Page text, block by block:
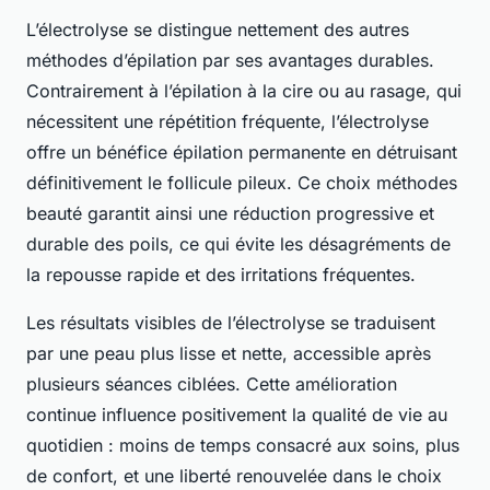
L’électrolyse se distingue nettement des autres
méthodes d’épilation par ses avantages durables.
Contrairement à l’épilation à la cire ou au rasage, qui
nécessitent une répétition fréquente, l’électrolyse
offre un bénéfice épilation permanente en détruisant
définitivement le follicule pileux. Ce choix méthodes
beauté garantit ainsi une réduction progressive et
durable des poils, ce qui évite les désagréments de
la repousse rapide et des irritations fréquentes.
Les résultats visibles de l’électrolyse se traduisent
par une peau plus lisse et nette, accessible après
plusieurs séances ciblées. Cette amélioration
continue influence positivement la qualité de vie au
quotidien : moins de temps consacré aux soins, plus
de confort, et une liberté renouvelée dans le choix